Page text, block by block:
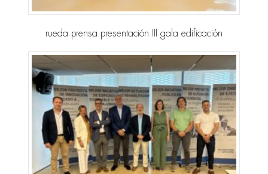
rueda prensa presentación III gala edificación